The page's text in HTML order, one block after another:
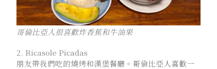
哥倫比亞人很喜歡炸香蕉和牛油果
2. Ricasole Picadas
朋友帶我們吃的燒烤和漢堡餐廳。哥倫比亞人喜歡一